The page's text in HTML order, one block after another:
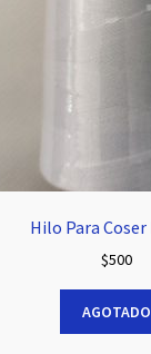
Hilo Para
$500
AGOTADO